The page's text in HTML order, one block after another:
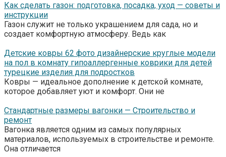
Как сделать газон: подготовка, посадка, уход — советы и
инструкции
Газон служит не только украшением для сада, но и
создает комфортную атмосферу. Ведь как
Детские ковры 62 фото дизайнерские круглые модели
на пол в комнату гипоаллергенные коврики для детей
турецкие изделия для подростков
Ковры — идеальное дополнение к детской комнате,
которое добавляет уют и комфорт. Они не
Стандартные размеры вагонки — Строительство и
ремонт
Вагонка является одним из самых популярных
материалов, используемых в строительстве и ремонте.
Она отличается